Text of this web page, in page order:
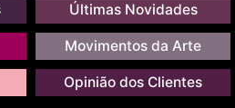
Últimas Novidades
Movimentos da Arte
Opinião dos Clientes